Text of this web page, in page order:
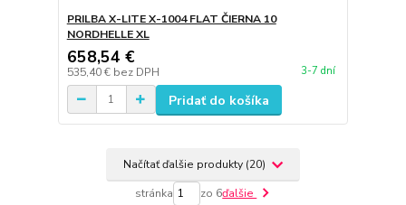
PRILBA X-LITE X-1004 FLAT ČIERNA 10
NORDHELLE XL
658,54 €
535,40 € bez DPH 3-7 dní
Pridať do košíka
Načítať ďalšie produkty (20)
stránka zo 6ďalšie